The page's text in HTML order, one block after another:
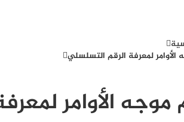
لمعرفة الرقم التسلسلي
الأوامر